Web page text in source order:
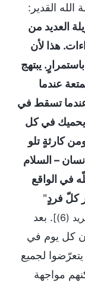
القدير:
العديد من
هذا لأن
يبتهج
عندما
تسقط في
يحميك في كل
كارثةٍ تلو
– السلام
في الواقع
كلّ فردٍ"
. بعد
كل يوم في
لجميع
مواجهة